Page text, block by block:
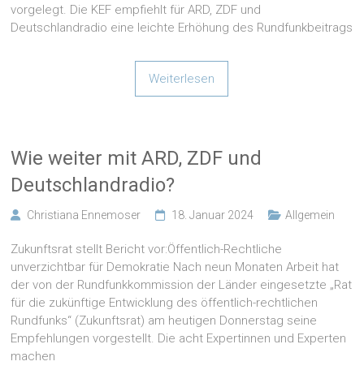
vorgelegt. Die KEF empfiehlt für ARD, ZDF und
Deutschlandradio eine leichte Erhöhung des Rundfunkbeitrags
Weiterlesen
Wie weiter mit ARD, ZDF und
Deutschlandradio?
Christiana Ennemoser 18. Januar 2024 Allgemein
Zukunftsrat stellt Bericht vor:Öffentlich-Rechtliche
unverzichtbar für Demokratie Nach neun Monaten Arbeit hat
der von der Rundfunkkommission der Länder eingesetzte „Rat
für die zukünftige Entwicklung des öffentlich-rechtlichen
Rundfunks“ (Zukunftsrat) am heutigen Donnerstag seine
Empfehlungen vorgestellt. Die acht Expertinnen und Experten
machen